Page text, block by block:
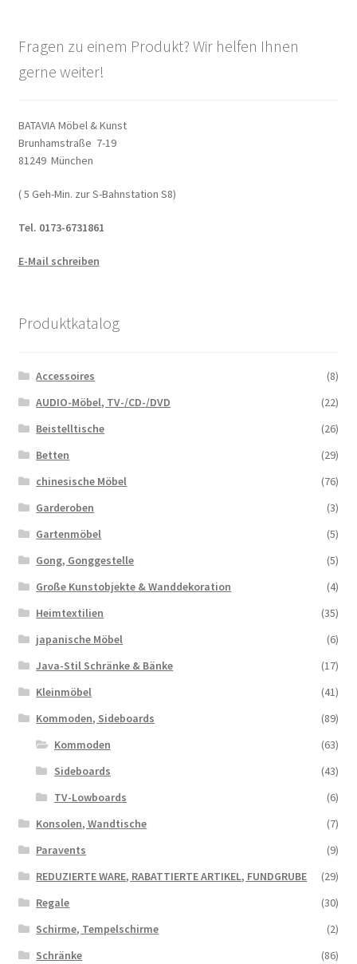
Fragen zu einem Produkt? Wir helfen Ihnen
gerne weiter!
BATAVIA Möbel & Kunst
Brunhamstraße 7-19
81249 München
( 5 Geh-Min. zur S-Bahnstation S8)
Tel. 0173-6731861
E-Mail schreiben
Produktkatalog
Accessoires
(8)
AUDIO-Möbel, TV-/CD-/DVD
(22)
Beistelltische
(26)
Betten
(29)
chinesische Möbel
(76)
Garderoben
(3)
Gartenmöbel
(5)
Gong, Gonggestelle
(5)
Große Kunstobjekte & Wanddekoration
(4)
Heimtextilien
(35)
japanische Möbel
(6)
Java-Stil Schränke & Bänke
(17)
Kleinmöbel
(41)
Kommoden, Sideboards
(89)
Kommoden
(63)
Sideboards
(43)
TV-Lowboards
(6)
Konsolen, Wandtische
(7)
Paravents
(9)
REDUZIERTE WARE, RABATTIERTE ARTIKEL, FUNDGRUBE
(29)
Regale
(30)
Schirme, Tempelschirme
(2)
Schränke
(86)